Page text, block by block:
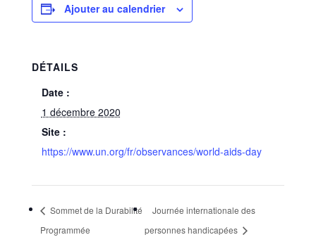
Ajouter au calendrier
DÉTAILS
Date :
1 décembre 2020
Site :
https://www.un.org/fr/observances/world-aids-day
Sommet de la Durabilité
Programmée
Journée internationale des
personnes handicapées